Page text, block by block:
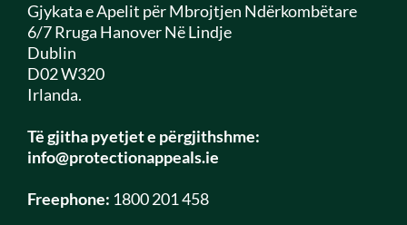
Gjykata e Apelit për Mbrojtjen Ndërkombëtare
6/7 Rruga Hanover Në Lindje
Dublin
D02 W320
Irlanda.
Të gjitha pyetjet e përgjithshme:
info@protectionappeals.ie
Freephone: 1800 201 458